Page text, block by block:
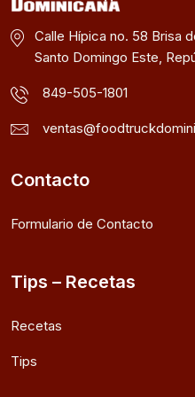
Calle Hípica no. 58 Brisa
Santo Domingo Este,
849-505-1801
Contacto
Formulario de Contacto
Tips – Recetas
Recetas
Tips